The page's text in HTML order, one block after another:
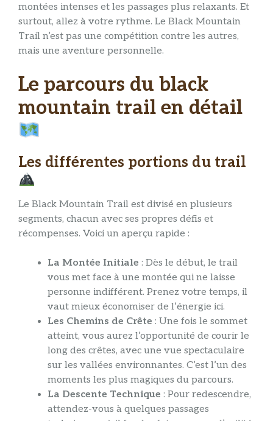
montées intenses et les passages plus relaxants. Et
surtout, allez à votre rythme. Le Black Mountain
Trail n’est pas une compétition contre les autres,
mais une aventure personnelle.
Le parcours du black
mountain trail en détail
Les différentes portions du trail
Le Black Mountain Trail est divisé en plusieurs
segments, chacun avec ses propres défis et
récompenses. Voici un aperçu rapide :
La Montée Initiale : Dès le début, le trail
vous met face à une montée qui ne laisse
personne indifférent. Prenez votre temps, il
vaut mieux économiser de l’énergie ici.
Les Chemins de Crête : Une fois le sommet
atteint, vous aurez l’opportunité de courir le
long des crêtes, avec une vue spectaculaire
sur les vallées environnantes. C’est l’un des
moments les plus magiques du parcours.
La Descente Technique : Pour redescendre,
attendez-vous à quelques passages